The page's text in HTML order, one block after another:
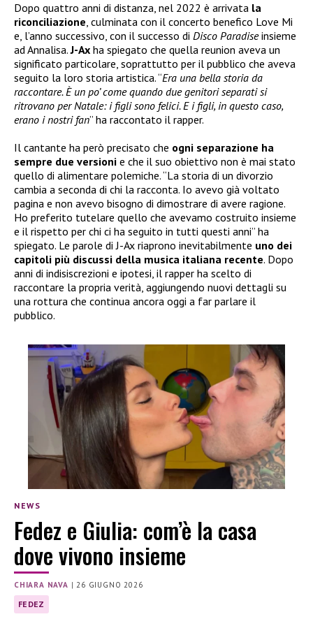
Dopo quattro anni di distanza, nel 2022 è arrivata la
riconciliazione, culminata con il concerto benefico Love Mi
e, l’anno successivo, con il successo di Disco Paradiseinsieme
ad Annalisa.J-Ax ha spiegato che quella reunion aveva un
significato particolare, soprattutto per il pubblico che aveva
seguito la loro storia artistica. “Era una bella storia da
raccontare. È un po’ come quando due genitori separati si
ritrovano per Natale: i figli sono felici. E i figli, in questo caso,
erano i nostri fan” ha raccontato il rapper.
Il cantante ha però precisato che ogni separazione ha
sempre due versioni e che il suo obiettivo non è mai stato
quello di alimentare polemiche. “La storia di un divorzio
cambia a seconda di chi la racconta. Io avevo già voltato
pagina e non avevo bisogno di dimostrare di avere ragione.
Ho preferito tutelare quello che avevamo costruito insieme
e il rispetto per chi ci ha seguito in tutti questi anni” ha
spiegato. Le parole di J-Ax riaprono inevitabilmente uno dei
capitoli più discussi della musica italiana recente. Dopo
anni di indisiscrezioni e ipotesi, il rapper ha scelto di
raccontare la propria verità, aggiungendo nuovi dettagli su
una rottura che continua ancora oggi a far parlare il
pubblico.
NEWS
Fedez e Giulia: com’è la casa
dove vivono insieme
CHIARA NAVA | 26 GIUGNO 2026
FEDEZ